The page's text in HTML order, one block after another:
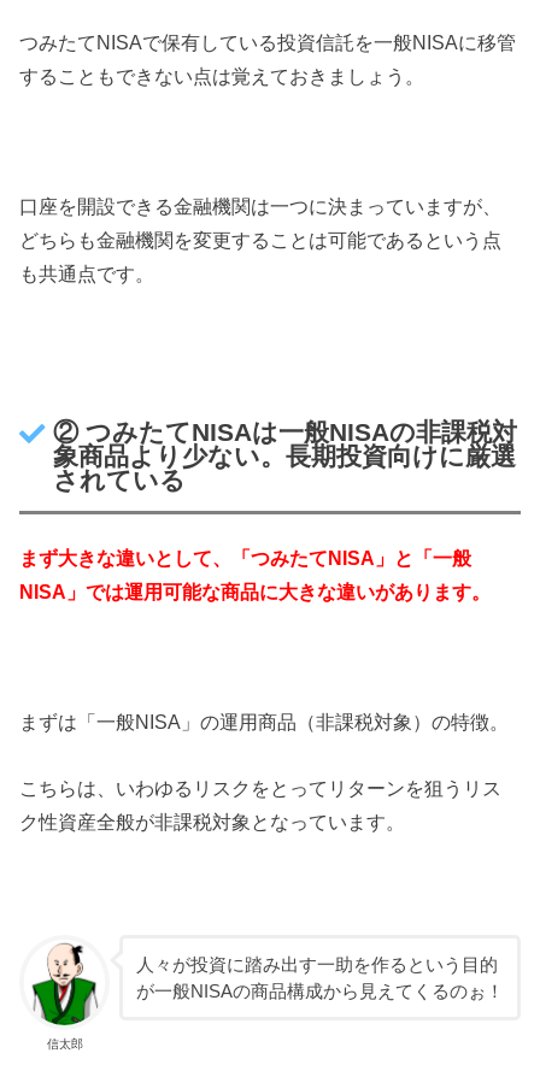
つみたてNISAで保有している投資信託を一般NISAに移管
することもできない点は覚えておきましょう。
口座を開設できる金融機関は一つに決まっていますが、
どちらも金融機関を変更することは可能であるという点
も共通点です。
② つみたてNISAは一般NISAの非課税対
象商品より少ない。長期投資向けに厳選
されている
まず大きな違いとして、「つみたてNISA」と「一般
NISA」では運用可能な商品に大きな違いがあります。
まずは「一般NISA」の運用商品（非課税対象）の特徴。
こちらは、いわゆるリスクをとってリターンを狙うリス
ク性資産全般が非課税対象となっています。
信太郎
人々が投資に踏み出す一助を作るという目的
が一般NISAの商品構成から見えてくるのぉ！